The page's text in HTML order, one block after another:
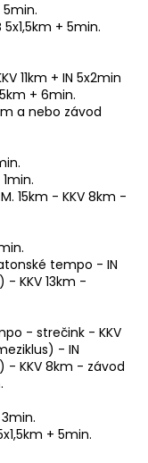
5min.
+ 5min.
11km + IN 5x2min
+ 6min.
a nebo závod
15km - KKV 8km -
tempo - IN
KKV 13km -
- strečink - KKV
- IN
- KKV 8km - závod
3min.
+ 5min.